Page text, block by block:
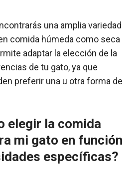
una amplia variedad
comida húmeda como seca
adaptar la elección de la
de tu gato, ya que
preferir una u otra forma de
elegir la comida
mi gato en función
específicas?